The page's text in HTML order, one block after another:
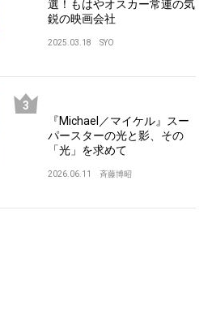
選！もはやオスカー常連の気
鋭の映画会社
2025.03.18 SYO
『Michael／マイケル』スー
パースターの光と影、その
「光」を求めて
2026.06.11 斉藤博昭